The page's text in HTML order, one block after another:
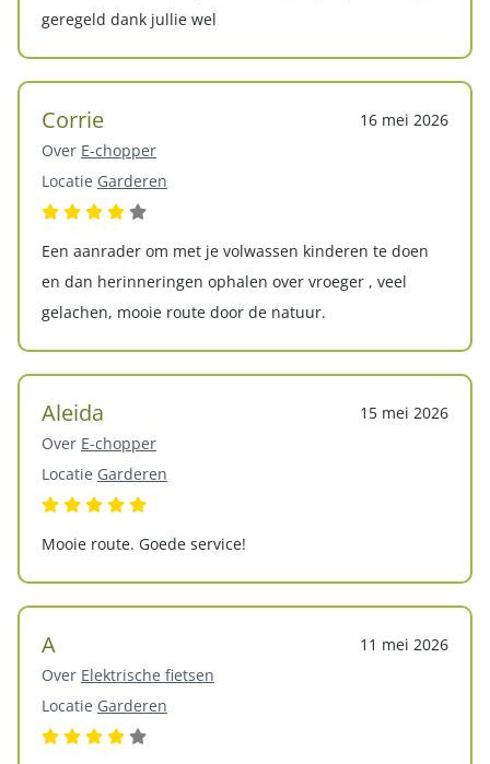
geregeld dank jullie wel
Corrie
16 mei 2026
Over E-chopper
Locatie Garderen
Een aanrader om met je volwassen kinderen te doen
en dan herinneringen ophalen over vroeger , veel
gelachen, mooie route door de natuur.
Aleida
15 mei 2026
Over E-chopper
Locatie Garderen
Mooie route. Goede service!
A
11 mei 2026
Over Elektrische fietsen
Locatie Garderen